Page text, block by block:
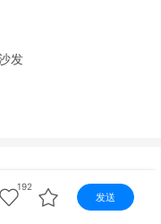
发
信
192
发送